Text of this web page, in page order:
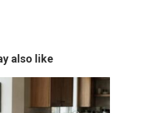
also like